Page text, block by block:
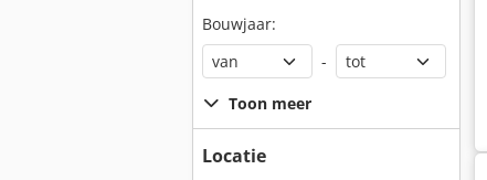
Bouwjaar:
-
Toon meer
Locatie